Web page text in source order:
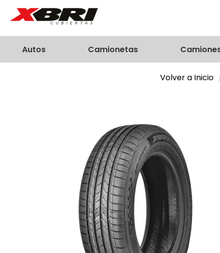
Autos Camionetas
Volver a Inicio